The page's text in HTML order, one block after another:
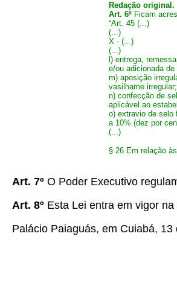
Redação original.
Art. 6º Ficam
“Art. 45 (...)
(...)
X - (...)
(...)
l) entrega,
e/ou adicionada
m) aposição
vasilhame irregular;
n) confecção de
aplicável ao
o) extravio de selo
a 10% (dez por
(...)
§ 26 Em relação
Art. 7º O Poder Executivo
Art. 8º Esta Lei entra em vigor
Palácio Paiaguás, em Cuiabá,